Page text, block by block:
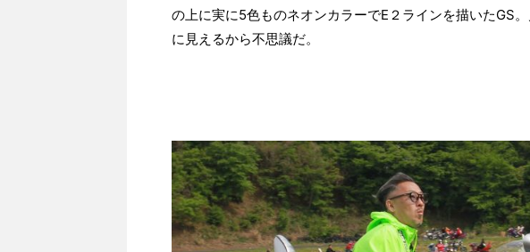
の上に実に5色ものネオンカラーでE２ラインを描いたGS
に見えるから不思議だ。